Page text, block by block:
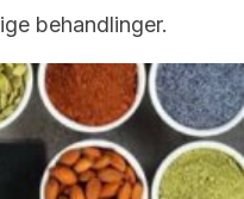
behandlinger.